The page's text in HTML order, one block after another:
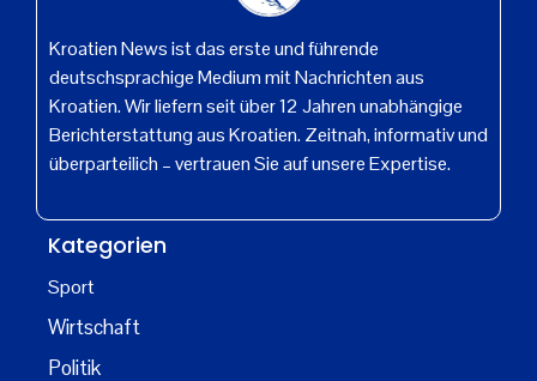
Kroatien News ist das erste und führende
deutschsprachige Medium mit Nachrichten aus
Kroatien. Wir liefern seit über 12 Jahren unabhängige
Berichterstattung aus Kroatien. Zeitnah, informativ und
überparteilich – vertrauen Sie auf unsere Expertise.
Kategorien
Sport
Wirtschaft
Politik